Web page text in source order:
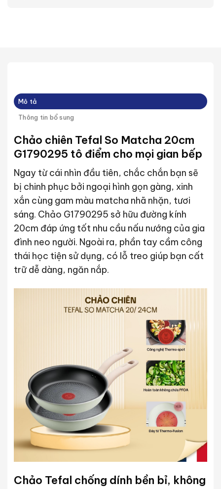
Mô tả
Thông tin bổ sung
Chảo chiên Tefal So Matcha 20cm
G1790295 tô điểm cho mọi gian bếp
Ngay từ cái nhìn đầu tiên, chắc chắn bạn sẽ
bị chinh phục bởi ngoại hình gọn gàng, xinh
xắn cùng gam màu matcha nhã nhặn, tươi
sáng. Chảo G1790295 sở hữu đường kính
20cm đáp ứng tốt nhu cầu nấu nướng của gia
đình neo người. Ngoài ra, phần tay cầm công
thái học tiện sử dụng, có lỗ treo giúp bạn cất
trữ dễ dàng, ngăn nắp.
Chảo Tefal chống dính bền bỉ, không